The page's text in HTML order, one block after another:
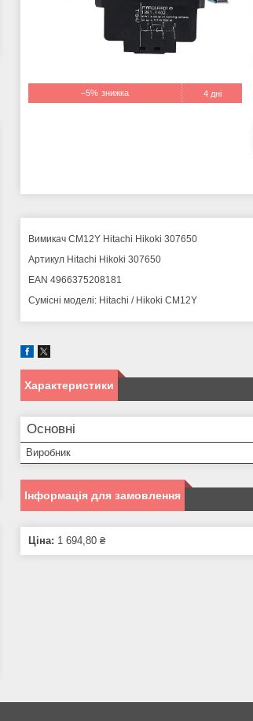
–5% 4 дні
Вимикач CM12Y Hitachi Hikoki 307650
Артикул Hitachi Hikoki 307650
EAN 4966375208181
Сумісні моделі: Hitachi / Hikoki CM12Y
Характеристики
Основні
Виробник
Інформація для замовлення
Ціна: 1 694,80 ₴